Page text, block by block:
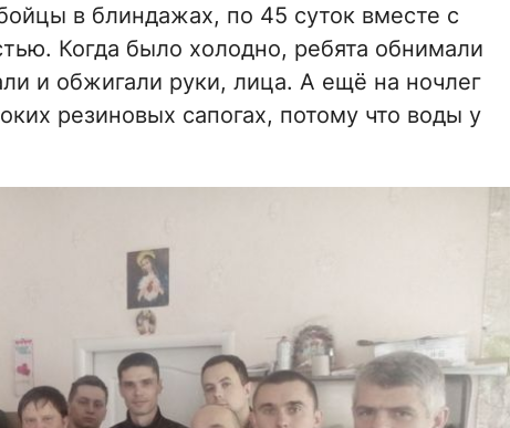
в блиндажах, по 45 суток вместе с
Когда было холодно, ребята обнимали
и обжигали руки, лица. А ещё на ночлег
резиновых сапогах, потому что воды у